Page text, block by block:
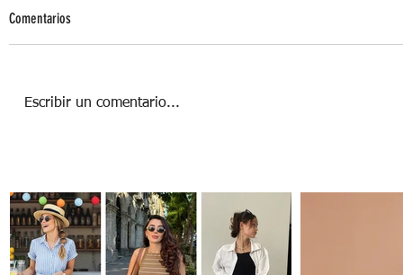
Comentarios
Escribir un comentario...